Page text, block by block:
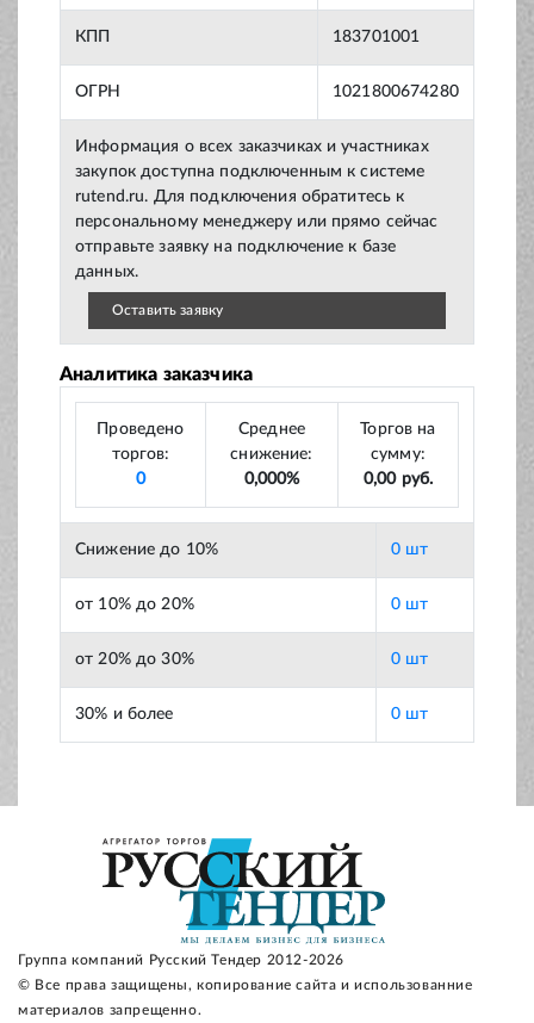
КПП 183701001
ОГРН 1021800674280
Информация о всех заказчиках и участниках
закупок доступна подключенным к системе
rutend.ru. Для подключения обратитесь к
персональному менеджеру или прямо сейчас
отправьте заявку на подключение к базе
данных.
Оставить заявку
Аналитика заказчика
Проведено
торгов:
0
Среднее
снижение:
0,000%
Торгов на
сумму:
0,00 руб.
Снижение до 10% 0 шт
от 10% до 20% 0 шт
от 20% до 30% 0 шт
30% и более 0 шт
Группа компаний Русский Тендер 2012-2026
© Все права защищены, копирование сайта и использованние
материалов запрещенно.